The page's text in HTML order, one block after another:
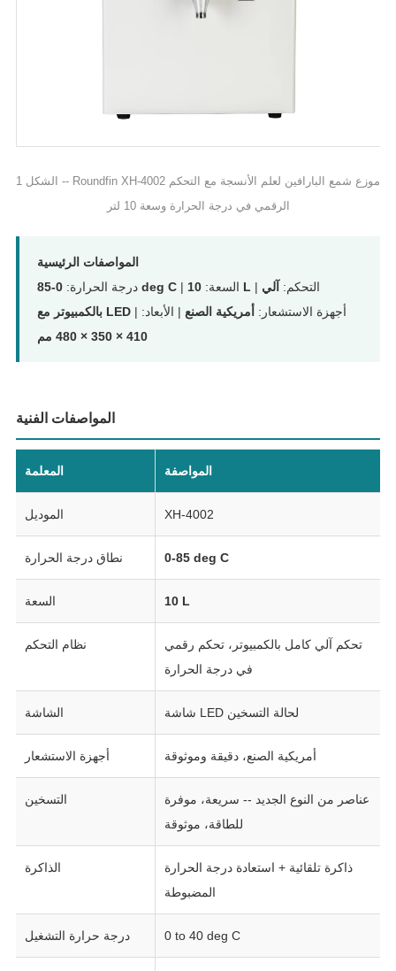
الشكل 1 -- Roundfin XH-4002 موزع شمع البارافين لعلم الأنسجة مع التحكم
الرقمي في درجة الحرارة وسعة 10 لتر
المواصفات الرئيسية
درجة الحرارة:0-85 deg C | السعة: 10 L | التحكم: آلي
بالكمبيوتر مع LED
| أجهزة الاستشعار: أمريكية الصنع | الأبعاد:
410 × 350 × 480 مم
المواصفات الفنية
المعلمة المواصفة
الموديل XH-4002
نطاق درجة الحرارة 0-85 deg C
السعة 10 L
نظام التحكم
تحكم آلي كامل بالكمبيوتر، تحكم رقمي
في درجة الحرارة
الشاشة شاشة LED لحالة التسخين
أجهزة الاستشعار أمريكية الصنع، دقيقة وموثوقة
التسخين
عناصر من النوع الجديد -- سريعة، موفرة
للطاقة، موثوقة
الذاكرة
ذاكرة تلقائية + استعادة درجة الحرارة
المضبوطة
درجة حرارة التشغيل 0 to 40 deg C